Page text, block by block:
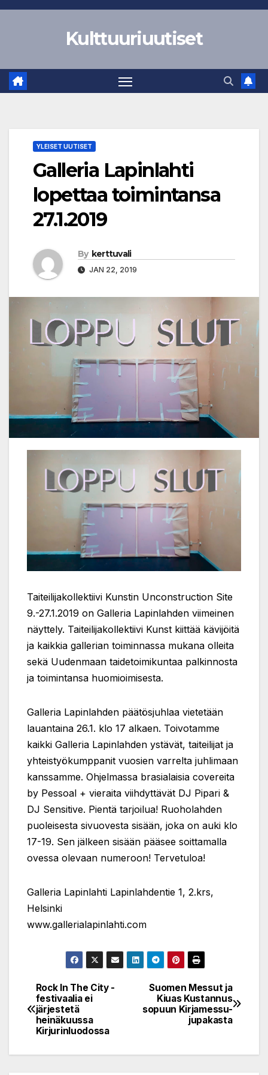
Skip
Kulttuuriuutiset
YLEISET UUTISET
Galleria Lapinlahti
lopettaa toimintansa
27.1.2019
By kerttuvali
JAN 22, 2019
Taiteilijakollektiivi Kunstin Unconstruction Site
9.-27.1.2019 on Galleria Lapinlahden viimeinen
näyttely. Taiteilijakollektiivi Kunst kiittää kävijöitä
ja kaikkia gallerian toiminnassa mukana olleita
sekä Uudenmaan taidetoimikuntaa palkinnosta
ja toimintansa huomioimisesta.
Galleria Lapinlahden päätösjuhlaa vietetään
lauantaina 26.1. klo 17 alkaen. Toivotamme
kaikki Galleria Lapinlahden ystävät, taiteilijat ja
yhteistyökumppanit vuosien varrelta juhlimaan
kanssamme. Ohjelmassa brasialaisia covereita
by Pessoal + vieraita viihdyttävät DJ Pipari &
DJ Sensitive. Pientä tarjoilua! Ruoholahden
puoleisesta sivuovesta sisään, joka on auki klo
17-19. Sen jälkeen sisään pääsee soittamalla
ovessa olevaan numeroon! Tervetuloa!
Galleria Lapinlahti Lapinlahdentie 1, 2.krs,
Helsinki
www.gallerialapinlahti.com
Post
navigation
Suomen Messut ja
Kiuas Kustannus
sopuun Kirjamessu-
jupakasta
Rock In The City -
festivaalia ei
järjestetä
heinäkuussa
Kirjurinluodossa